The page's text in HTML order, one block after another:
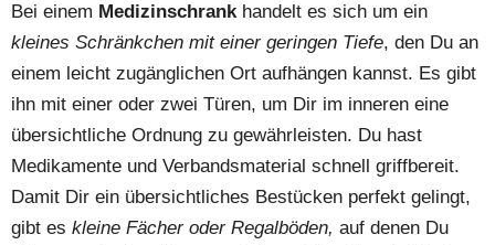
Bei einem Medizinschrankhandelt es sich um ein
kleines Schränkchen mit einer geringen Tiefe, den Du an
einem leicht zugänglichen Ort aufhängen kannst. Es gibt
ihn mit einer oder zwei Türen, um Dir im inneren eine
übersichtliche Ordnung zu gewährleisten. Du hast
Medikamente und Verbandsmaterial schnell griffbereit.
Damit Dir ein übersichtliches Bestücken perfekt gelingt,
gibt es kleine Fächer oder Regalböden, auf denen Du